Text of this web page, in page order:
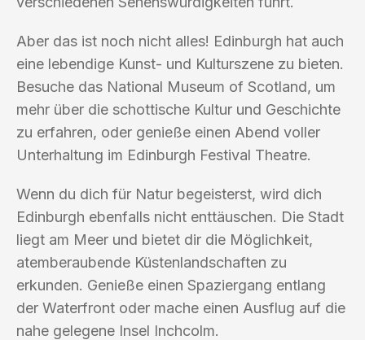
Aber das ist noch nicht alles! Edinburgh hat auch
eine lebendige Kunst- und Kulturszene zu bieten.
Besuche das National Museum of Scotland, um
mehr über die schottische Kultur und Geschichte
zu erfahren, oder genieße einen Abend voller
Unterhaltung im Edinburgh Festival Theatre.
Wenn du dich für Natur begeisterst, wird dich
Edinburgh ebenfalls nicht enttäuschen. Die Stadt
liegt am Meer und bietet dir die Möglichkeit,
atemberaubende Küstenlandschaften zu
erkunden. Genieße einen Spaziergang entlang
der Waterfront oder mache einen Ausflug auf die
nahe gelegene Insel Inchcolm.